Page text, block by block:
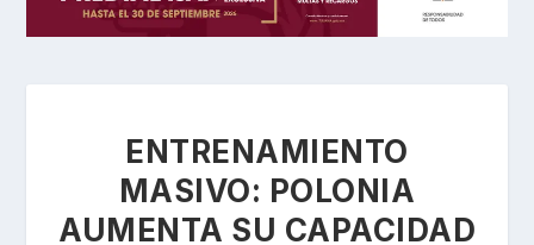
ENTRENAMIENTO
MASIVO: POLONIA
AUMENTA SU CAPACIDAD